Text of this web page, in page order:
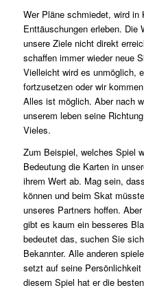
Wer Pläne schmiedet, wird
Enttäuschungen erleben. Die
unsere Ziele nicht direkt
schaffen immer wieder neue
Vielleicht wird es unmöglich,
fortzusetzen oder wir
Alles ist möglich. Aber nach
unserem leben seine
Vieles.
Zum Beispiel, welches Spiel
Bedeutung die Karten in
ihrem Wert ab. Mag sein,
können und beim Skat
unseres Partners hoffen.
gibt es kaum ein besseres
bedeutet das, suchen Sie
Bekannter. Alle anderen
setzt auf seine Persönlichkeit
diesem Spiel hat er die